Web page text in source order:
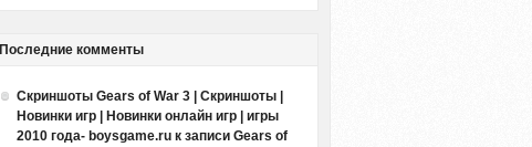
Последние комменты
Скриншоты Gears of War 3 | Скриншоты |
Новинки игр | Новинки онлайн игр | игры
2010 года- boysgame.ru к записи Gears of